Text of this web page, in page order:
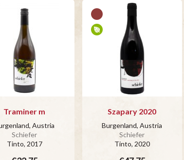
Traminer m
Austria
Schiefer
Tinto, 2017
Szapary 2020
Burgenland, Austria
Schiefer
Tinto, 2020